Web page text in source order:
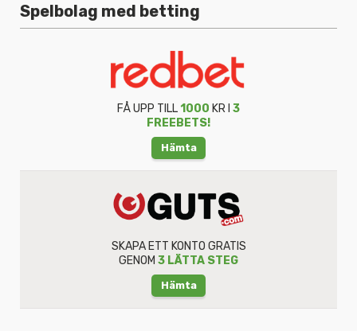
Spelbolag med betting
FÅ UPP TILL1000 KR I 3
FREEBETS!
Hämta
SKAPA ETT KONTO GRATIS
GENOM 3 LÄTTA STEG
Hämta